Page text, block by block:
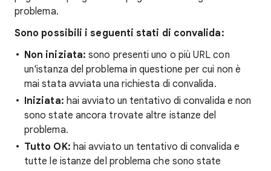
problema.
Sono possibili i seguenti stati di convalida:
Non iniziata: sono presenti uno o più URL con
un'istanza del problema in questione per cui non è
mai stata avviata una richiesta di convalida.
Iniziata: hai avviato un tentativo di convalida e non
sono state ancora trovate altre istanze del
problema.
Tutto OK: hai avviato un tentativo di convalida e
tutte le istanze del problema che sono state